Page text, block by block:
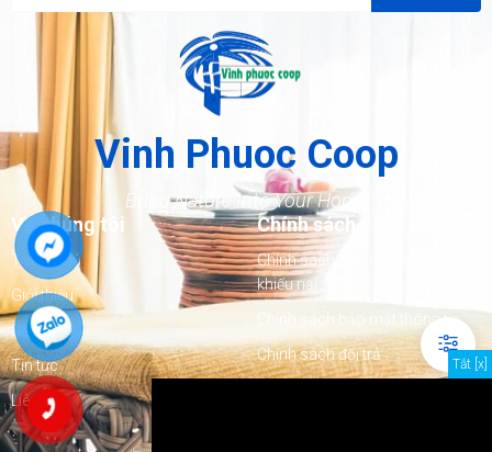
Vinh Phuoc Coop
Bring Nature Into Your Home
Về chúng tôi
Trang chủ
Giới thiệu
Sản phẩm
Tin tức
Liên hệ
Chính sách
Chính sách bảo hành và xử lý
khiếu nại
Chính sách bảo mật thông tin
Chính sách đổi trả
Tắt [x]